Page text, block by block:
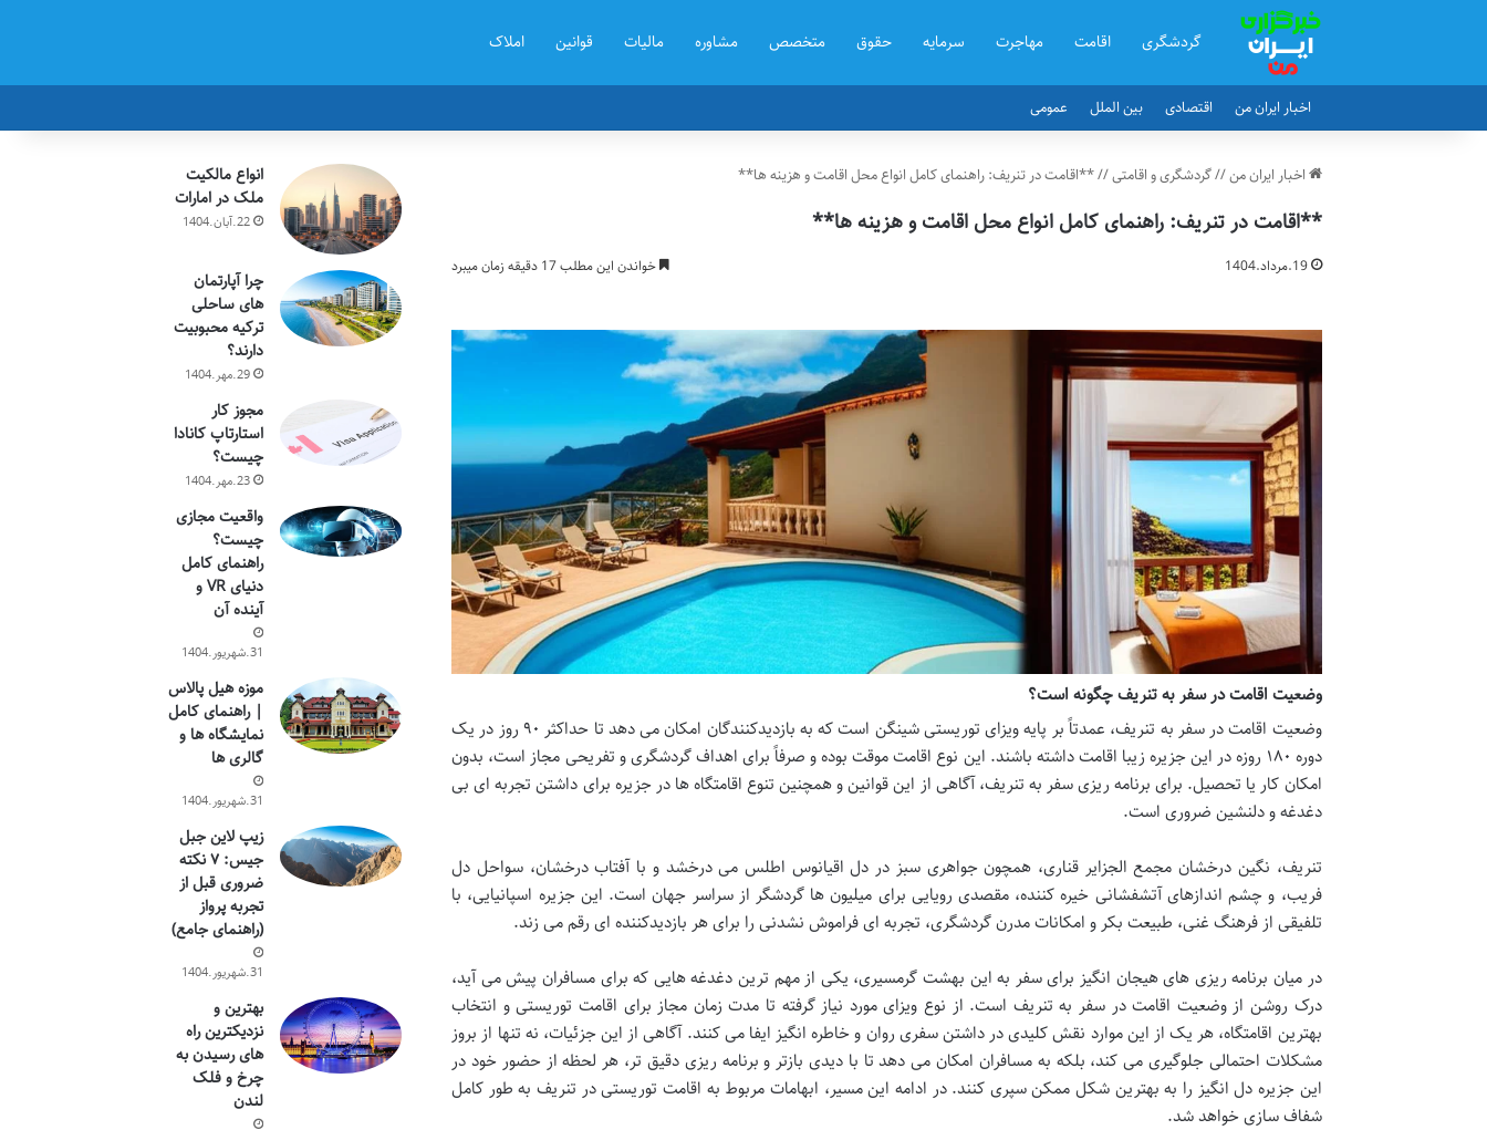
گردشگری اقامت مهاجرت سرمایه حقوق متخصص مشاوره مالیات قوانین املاک
اخبار ایران من اقتصادی بین الملل عمومی
اخبار ایران من//گردشگری و اقامتی//**اقامت در تنریف: راهنمای کامل انواع محل اقامت و هزینه ها**
**اقامت در تنریف: راهنمای کامل انواع محل اقامت و هزینه ها**
19.مرداد.1404 خواندن این مطلب 17 دقیقه زمان میبرد
وضعیت اقامت در سفر به تنریف چگونه است؟
وضعیت اقامت در سفر به تنریف، عمدتاً بر پایه ویزای توریستی شینگن است که به بازدیدکنندگان امکان می دهد تا حداکثر ۹۰ روز در یک
دوره ۱۸۰ روزه در این جزیره زیبا اقامت داشته باشند. این نوع اقامت موقت بوده و صرفاً برای اهداف گردشگری و تفریحی مجاز است، بدون
امکان کار یا تحصیل. برای برنامه ریزی سفر به تنریف، آگاهی از این قوانین و همچنین تنوع اقامتگاه ها در جزیره برای داشتن تجربه ای بی
دغدغه و دلنشین ضروری است.
تنریف، نگین درخشان مجمع الجزایر قناری، همچون جواهری سبز در دل اقیانوس اطلس می درخشد و با آفتاب درخشان، سواحل دل
فریب، و چشم اندازهای آتشفشانی خیره کننده، مقصدی رویایی برای میلیون ها گردشگر از سراسر جهان است. این جزیره اسپانیایی، با
تلفیقی از فرهنگ غنی، طبیعت بکر و امکانات مدرن گردشگری، تجربه ای فراموش نشدنی را برای هر بازدیدکننده ای رقم می زند.
در میان برنامه ریزی های هیجان انگیز برای سفر به این بهشت گرمسیری، یکی از مهم ترین دغدغه هایی که برای مسافران پیش می آید،
درک روشن از وضعیت اقامت در سفر به تنریف است. از نوع ویزای مورد نیاز گرفته تا مدت زمان مجاز برای اقامت توریستی و انتخاب
بهترین اقامتگاه، هر یک از این موارد نقش کلیدی در داشتن سفری روان و خاطره انگیز ایفا می کنند. آگاهی از این جزئیات، نه تنها از بروز
مشکلات احتمالی جلوگیری می کند، بلکه به مسافران امکان می دهد تا با دیدی بازتر و برنامه ریزی دقیق تر، هر لحظه از حضور خود در
این جزیره دل انگیز را به بهترین شکل ممکن سپری کنند. در ادامه این مسیر، ابهامات مربوط به اقامت توریستی در تنریف به طور کامل
شفاف سازی خواهد شد.
انواع مالکیت
ملک در امارات
22.آبان.1404
چرا آپارتمان
های ساحلی
ترکیه محبوبیت
دارند؟
29.مهر.1404
مجوز کار
استارتاپ کانادا
چیست؟
23.مهر.1404
واقعیت مجازی
چیست؟
راهنمای کامل
دنیای VR و
آینده آن
31.شهریور.1404
موزه هیل پالاس
| راهنمای کامل
نمایشگاه ها و
گالری ها
31.شهریور.1404
زیپ لاین جبل
جیس: ۷ نکته
ضروری قبل از
تجربه پرواز
(راهنمای جامع)
31.شهریور.1404
بهترین و
نزدیکترین راه
های رسیدن به
چرخ و فلک
لندن